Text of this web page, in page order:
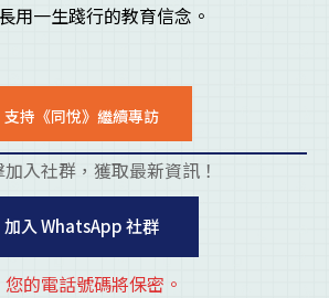
用一生踐行的教育信念。
支持《同悅》繼續專訪
入社群，獲取最新資訊！
加入 WhatsApp 社群
您的電話號碼將保密。